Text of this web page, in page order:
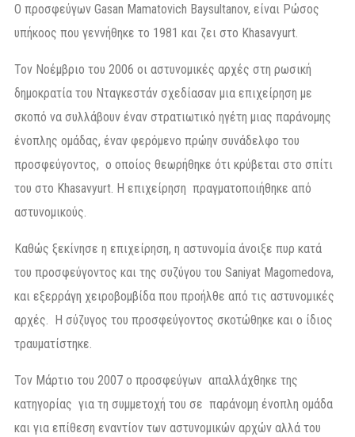
Ο προσφεύγων Gasan Mamatovich Baysultanov, είναι Ρώσος
υπήκοος που γεννήθηκε το 1981 και ζει στο Khasavyurt.
Τον Νοέμβριο του 2006 οι αστυνομικές αρχές στη ρωσική
δημοκρατία του Νταγκεστάν σχεδίασαν μια επιχείρηση με
σκοπό να συλλάβουν έναν στρατιωτικό ηγέτη μιας παράνομης
ένοπλης ομάδας, έναν φερόμενο πρώην συνάδελφο του
προσφεύγοντος, ο οποίος θεωρήθηκε ότι κρύβεται στο σπίτι
του στο Khasavyurt. Η επιχείρηση πραγματοποιήθηκε από
αστυνομικούς.
Καθώς ξεκίνησε η επιχείρηση, η αστυνομία άνοιξε πυρ κατά
του προσφεύγοντος και της συζύγου του Saniyat Magomedova,
και εξερράγη χειροβομβίδα που προήλθε από τις αστυνομικές
αρχές. Η σύζυγος του προσφεύγοντος σκοτώθηκε και ο ίδιος
τραυματίστηκε.
Τον Μάρτιο του 2007 ο προσφεύγων απαλλάχθηκε της
κατηγορίας για τη συμμετοχή του σε παράνομη ένοπλη ομάδα
και για επίθεση εναντίον των αστυνομικών αρχών αλλά του